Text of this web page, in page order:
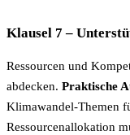
Klausel 7 –
Ressourcen und
abdecken. Praktische
Klimawandel-Themen
Ressourcenallokation